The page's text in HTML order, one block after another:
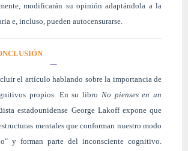
modificarán su opinión adaptándola a la
e, incluso, pueden autocensurarse.
el artículo hablando sobre la importancia de
propios. En su libro No pienses en un
estadounidense George Lakoff expone que
mentales que conforman nuestro modo
y forman parte del inconsciente cognitivo.